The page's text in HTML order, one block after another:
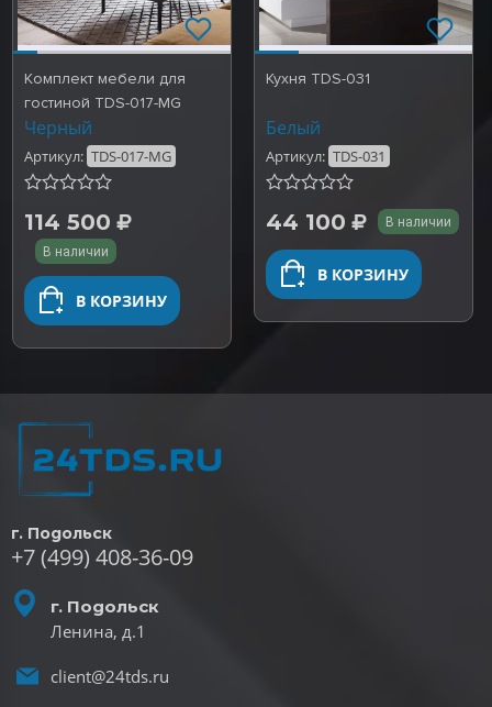
Комплект мебели для
гостиной TDS-017-MG
Черный
Артикул: TDS-017-MG
114 500
В наличии
В КОРЗИНУ
Кухня TDS-031
Белый
Артикул: TDS-031
44 100 В наличии
В КОРЗИНУ
г. Подольск
+7 (499) 408-36-09
г. Подольск
Ленина, д.1
client@24tds.ru